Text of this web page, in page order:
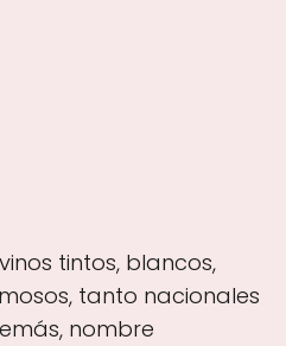
tintos, blancos,
tanto nacionales
nombre